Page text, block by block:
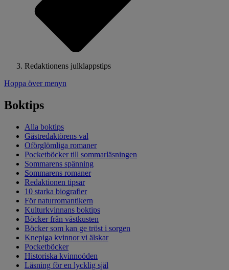
Redaktionens julklappstips
Hoppa över menyn
Boktips
Alla boktips
Gästredaktörens val
Oförglömliga romaner
Pocketböcker till sommarläsningen
Sommarens spänning
Sommarens romaner
Redaktionen tipsar
10 starka biografier
För naturromantikern
Kulturkvinnans boktips
Böcker från västkusten
Böcker som kan ge tröst i sorgen
Knepiga kvinnor vi älskar
Pocketböcker
Historiska kvinnoöden
Läsning för en lycklig själ